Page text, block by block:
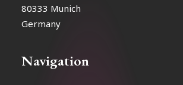
80333 Munich
Germany
Navigation